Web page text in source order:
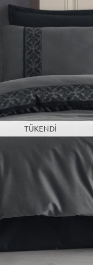
TÜKENDİ